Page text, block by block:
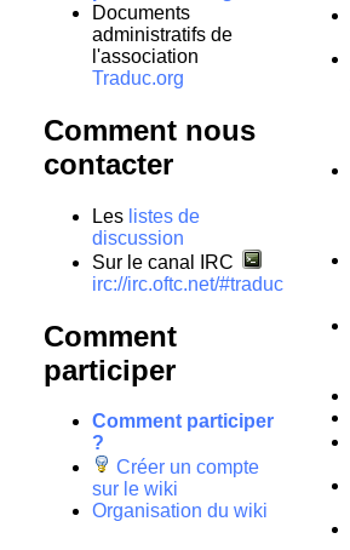
Documents
administratifs de
l'association
Traduc.org
Comment nous
contacter
Les listes de
discussion
Sur le canal IRC
irc://irc.oftc.net/#traduc
Comment
participer
Comment participer
?
Créer un compte
sur le wiki
Organisation du wiki